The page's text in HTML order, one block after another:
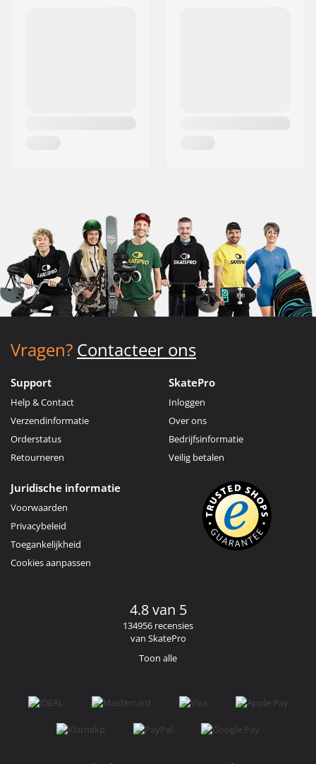
Vragen? Contacteer ons
Support
Help & Contact
Verzendinformatie
Orderstatus
Retourneren
SkatePro
Inloggen
Over ons
Bedrijfsinformatie
Veilig betalen
Juridische informatie
Voorwaarden
Privacybeleid
Toegankelijkheid
Cookies aanpassen
4.8 van 5
134956 recensies
van SkatePro
Toon alle